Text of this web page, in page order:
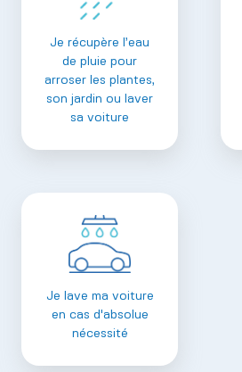
Je récupère l’eau
de pluie pour
arroser les plantes,
son jardin ou laver
sa voiture
Je lave ma voiture
en cas d'absolue
nécessité